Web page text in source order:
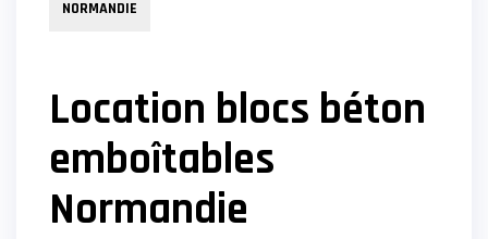
NORMANDIE
Location blocs béton
emboîtables
Normandie